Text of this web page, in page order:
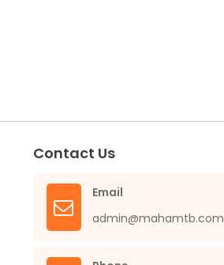
Contact Us
Email
admin@mahamtb.com